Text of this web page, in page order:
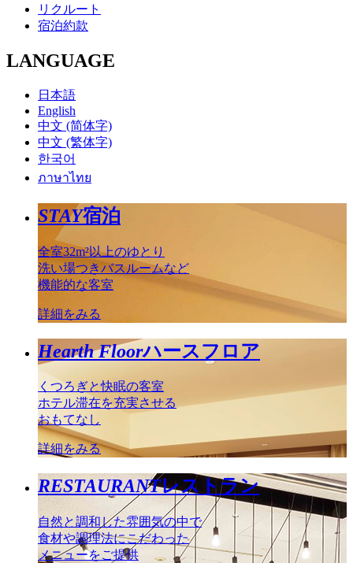
リクルート
宿泊約款
LANGUAGE
日本語
English
中文 (简体字)
中文 (繁体字)
한국어
ภาษาไทย
STAY宿泊
全室32m²以上のゆとり
洗い場つきバスルームなど
機能的な客室
詳細をみる
Hearth Floorハースフロア
くつろぎと快眠の客室
ホテル滞在を充実させる
おもてなし
詳細をみる
RESTAURANTレストラン
自然と調和した雰囲気の中で
食材や調理法にこだわった
メニューをご提供